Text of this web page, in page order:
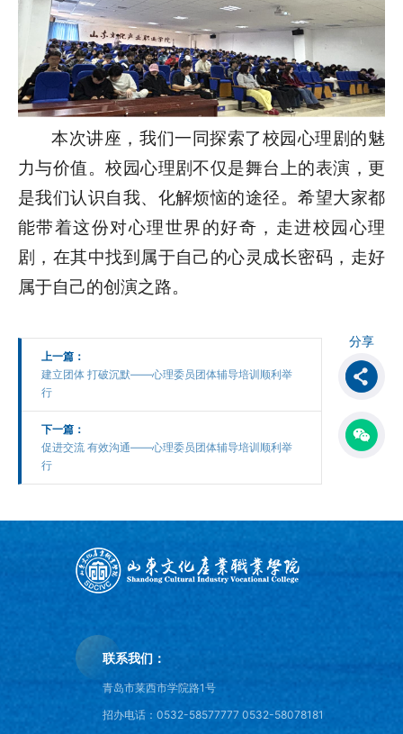
本次讲座，我们一同探索了校园心理剧的魅
力与价值。校园心理剧不仅是舞台上的表演，更
是我们认识自我、化解烦恼的途径。希望大家都
能带着这份对心理世界的好奇，走进校园心理
剧，在其中找到属于自己的心灵成长密码，走好
属于自己的创演之路。
上一篇：
建立团体 打破沉默——心理委员团体辅导培训顺利举
行
下一篇：
促进交流 有效沟通——心理委员团体辅导培训顺利举
行
分享
联系我们：
青岛市莱西市学院路1号
招办电话：0532-58577777 0532-58078181